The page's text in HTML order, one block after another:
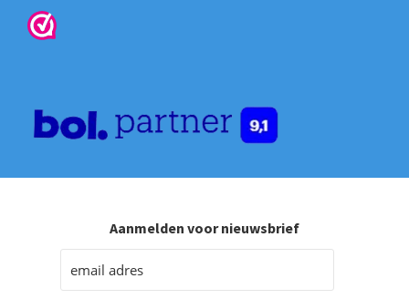
Aanmelden voor nieuwsbrief